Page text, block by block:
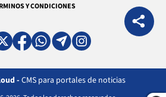
Y CONDICIONES
-CMS para portales de noticias